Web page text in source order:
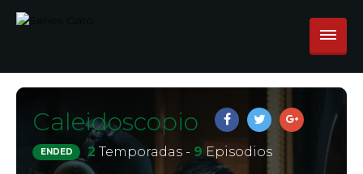
Caleidoscopio
ENDED 2 Temporadas - 9 Episodios